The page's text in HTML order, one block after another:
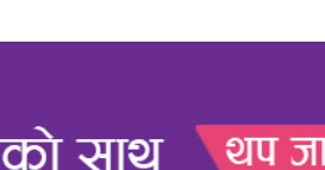
सेवा सञ्चालनमा